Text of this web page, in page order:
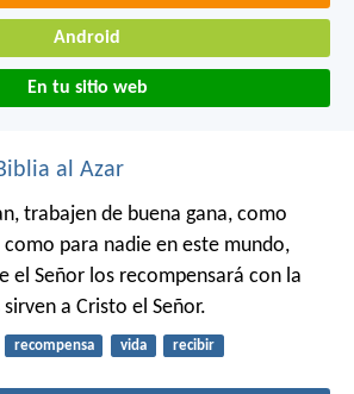
Android
En tu sitio web
al Azar
trabajen de buena gana, como
como para nadie en este mundo,
el Señor los recompensará con la
a Cristo el Señor.
recompensa vida recibir